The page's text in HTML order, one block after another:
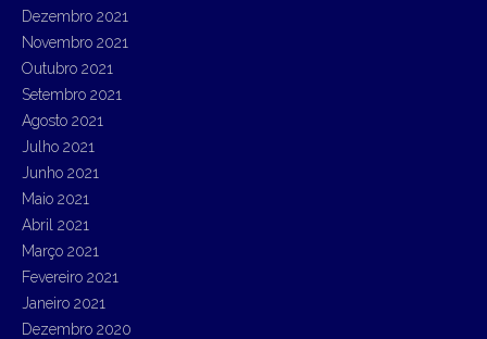
Dezembro 2021
Novembro 2021
Outubro 2021
Setembro 2021
Agosto 2021
Julho 2021
Junho 2021
Maio 2021
Abril 2021
Março 2021
Fevereiro 2021
Janeiro 2021
Dezembro 2020